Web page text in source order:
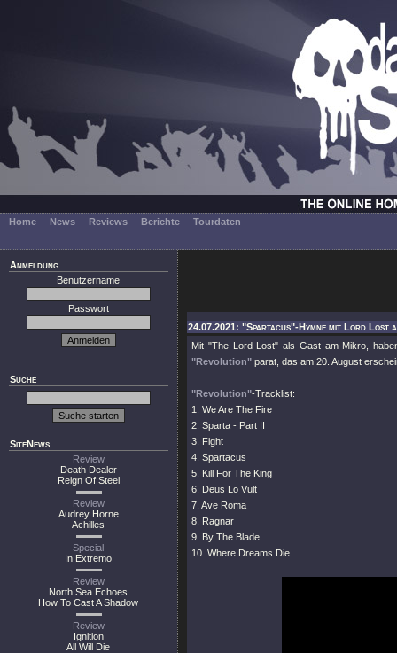
Home News Reviews Berichte Tourdaten
Anmeldung
Benutzername
Passwort
Suche
SiteNews
Review
Death Dealer
Reign Of Steel
Review
Audrey Horne
Achilles
Special
In Extremo
Review
North Sea Echoes
How To Cast A Shadow
Review
Ignition
All Will Die
24.07.2021: "Spartacus"-Hymne mit Lord Lost
Mit "The Lord Lost" als Gast am Mikro,
"Revolution" parat, das am 20. August
"Revolution"-Tracklist:
1. We Are The Fire
2. Sparta - Part II
3. Fight
4. Spartacus
5. Kill For The King
6. Deus Lo Vult
7. Ave Roma
8. Ragnar
9. By The Blade
10. Where Dreams Die